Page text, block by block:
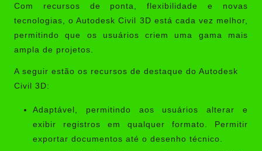
Com recursos de ponta, flexibilidade e novas
tecnologias, o Autodesk Civil 3D está cada vez melhor,
permitindo que os usuários criem uma gama mais
ampla de projetos.
A seguir estão os recursos de destaque do Autodesk
Civil 3D:
Adaptável, permitindo aos usuários alterar e
exibir registros em qualquer formato. Permitir
exportar documentos até o desenho técnico.